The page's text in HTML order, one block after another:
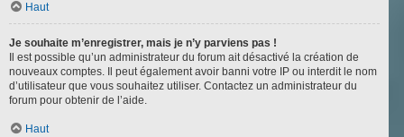
Haut
Je souhaite m’enregistrer, mais je n’y parviens pas !
Il est possible qu’un administrateur du forum ait désactivé la création de
nouveaux comptes. Il peut également avoir banni votre IP ou interdit le nom
d’utilisateur que vous souhaitez utiliser. Contactez un administrateur du
forum pour obtenir de l’aide.
Haut